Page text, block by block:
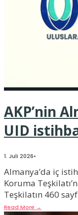
AKP’nin
UID
1. Juli 2026•
Almanya’da iç
Koruma
Teşkilatın 460
Read More →